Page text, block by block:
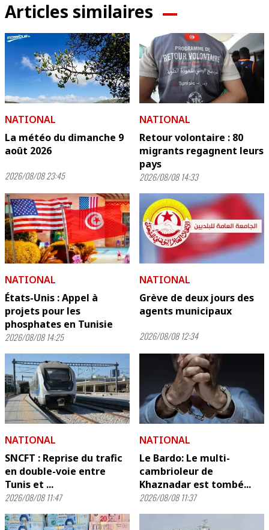
Articles similaires
NATIONAL
La météo du dimanche 9
août 2026
2026/08/08 23:45
NATIONAL
Retour volontaire : 80
migrants regagnent leurs
pays
2026/08/08 14:33
NATIONAL
États-Unis : Appel à
projets pour les
phosphates en Tunisie
2026/08/08 14:25
NATIONAL
Grève de deux jours des
agents municipaux
2026/08/08 12:34
NATIONAL
SNCFT : Reprise du trafic
en double-voie entre
Tunis et ...
2026/08/08 11:47
NATIONAL
Le Bardo: Le multi-
cambrioleur de
Khaznadar est tombé...
2026/08/08 11:37